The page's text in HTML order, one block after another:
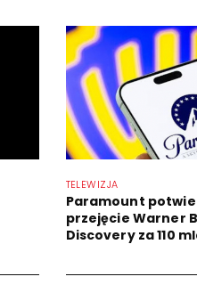
TELEWIZJA
Paramount
przejęcie Warner
Discovery za 110